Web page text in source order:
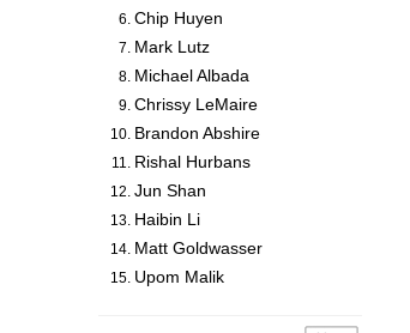
Chip Huyen
Mark Lutz
Michael Albada
Chrissy LeMaire
Brandon Abshire
Rishal Hurbans
Jun Shan
Haibin Li
Matt Goldwasser
Upom Malik